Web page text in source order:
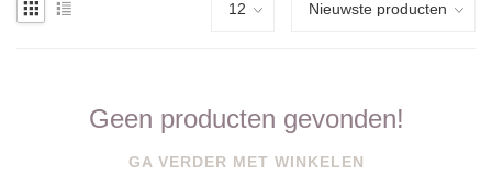
Geen producten gevonden!
GA VERDER MET WINKELEN